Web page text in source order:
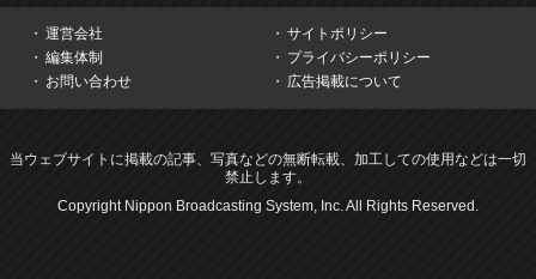
運営会社
サイトポリシー
編集体制
プライバシーポリシー
お問い合わせ
広告掲載について
当ウェブサイトに掲載の記事、写真などの無断転載、加工しての使用などは一切
禁止します。
Copyright Nippon Broadcasting System, Inc. All Rights Reserved.